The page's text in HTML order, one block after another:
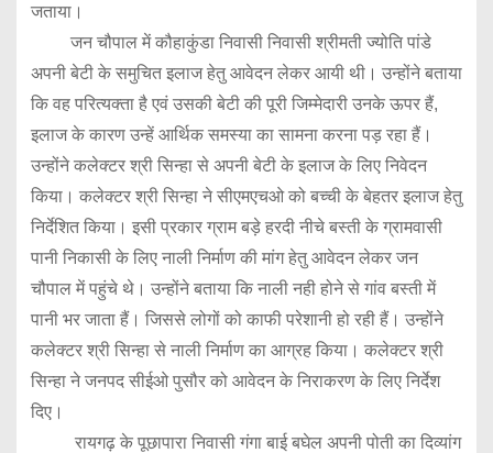
जताया।
जन चौपाल में कौहाकुंडा निवासी निवासी श्रीमती ज्योति पांडे
अपनी बेटी के समुचित इलाज हेतु आवेदन लेकर आयी थी। उन्होंने बताया
कि वह परित्यक्ता है एवं उसकी बेटी की पूरी जिम्मेदारी उनके ऊपर हैं,
इलाज के कारण उन्हें आर्थिक समस्या का सामना करना पड़ रहा हैं।
उन्होंने कलेक्टर श्री सिन्हा से अपनी बेटी के इलाज के लिए निवेदन
किया। कलेक्टर श्री सिन्हा ने सीएमएचओ को बच्ची के बेहतर इलाज हेतु
निर्देशित किया। इसी प्रकार ग्राम बड़े हरदी नीचे बस्ती के ग्रामवासी
पानी निकासी के लिए नाली निर्माण की मांग हेतु आवेदन लेकर जन
चौपाल में पहुंचे थे। उन्होंने बताया कि नाली नही होने से गांव बस्ती में
पानी भर जाता हैं। जिससे लोगों को काफी परेशानी हो रही हैं। उन्होंने
कलेक्टर श्री सिन्हा से नाली निर्माण का आग्रह किया। कलेक्टर श्री
सिन्हा ने जनपद सीईओ पुसौर को आवेदन के निराकरण के लिए निर्देश
दिए।
रायगढ़ के पूछापारा निवासी गंगा बाई बघेल अपनी पोती का दिव्यांग